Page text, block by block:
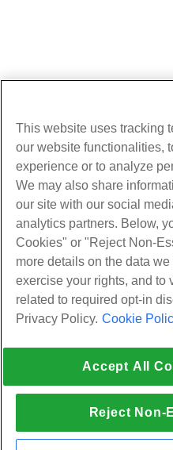
This website uses tracking
our website functionalities,
experience or to analyze
We may also share
our site with our social
analytics partners. Below,
Cookies" or "Reject Non-
more details on the data
exercise your rights, and to
related to required opt-in
Privacy Policy. Cookie
Accept All
Reject Non-